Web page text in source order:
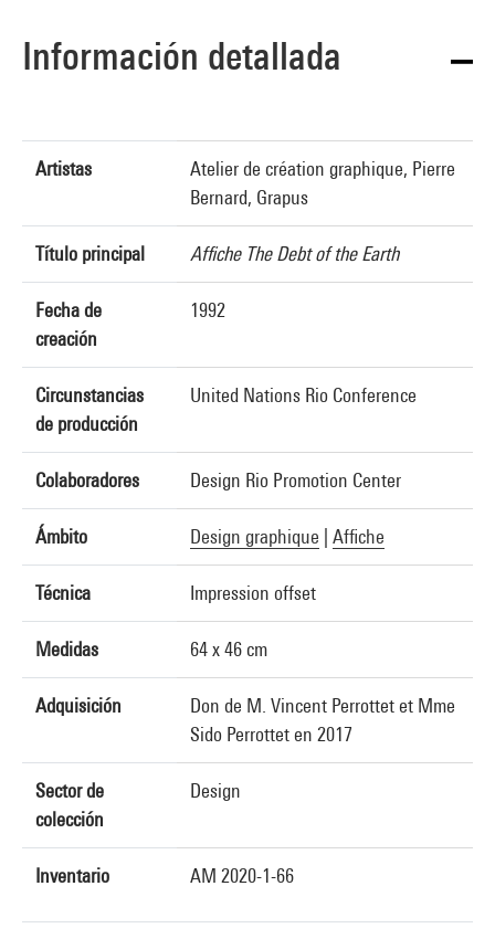
Información detallada
Artistas
Atelier de création graphique, Pierre
Bernard, Grapus
Título principal Affiche The Debt of the Earth
Fecha de
creación
1992
Circunstancias
de producción
United Nations Rio Conference
Colaboradores Design Rio Promotion Center
Ámbito Design graphique Affiche
Técnica Impression offset
Medidas 64 x 46 cm
Adquisición
Don de M. Vincent Perrottet et Mme
Sido Perrottet en 2017
Sector de
colección
Design
Inventario AM 2020-1-66